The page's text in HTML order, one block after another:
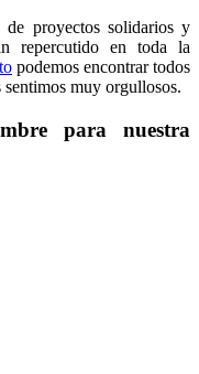
de proyectos solidarios y
repercutido en toda la
podemos encontrar todos
sentimos muy orgullosos.
para nuestra